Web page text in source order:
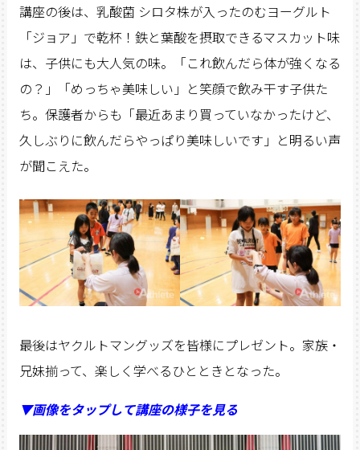
講座の後は、乳酸菌 シロタ株が入ったのむヨーグルト
「ジョア」で乾杯！鉄と葉酸を摂取できるマスカット味
は、子供にも大人気の味。「これ飲んだら体が強くなる
の？」「めっちゃ美味しい」と笑顔で飲み干す子供た
ち。保護者からも「最近あまり買っていなかったけど、
久しぶりに飲んだらやっぱり美味しいです」と明るい声
が聞こえた。
最後はヤクルトマングッズを皆様にプレゼント。家族・
兄妹揃って、楽しく学べるひとときとなった。
▼画像をタップして講座の様子を見る